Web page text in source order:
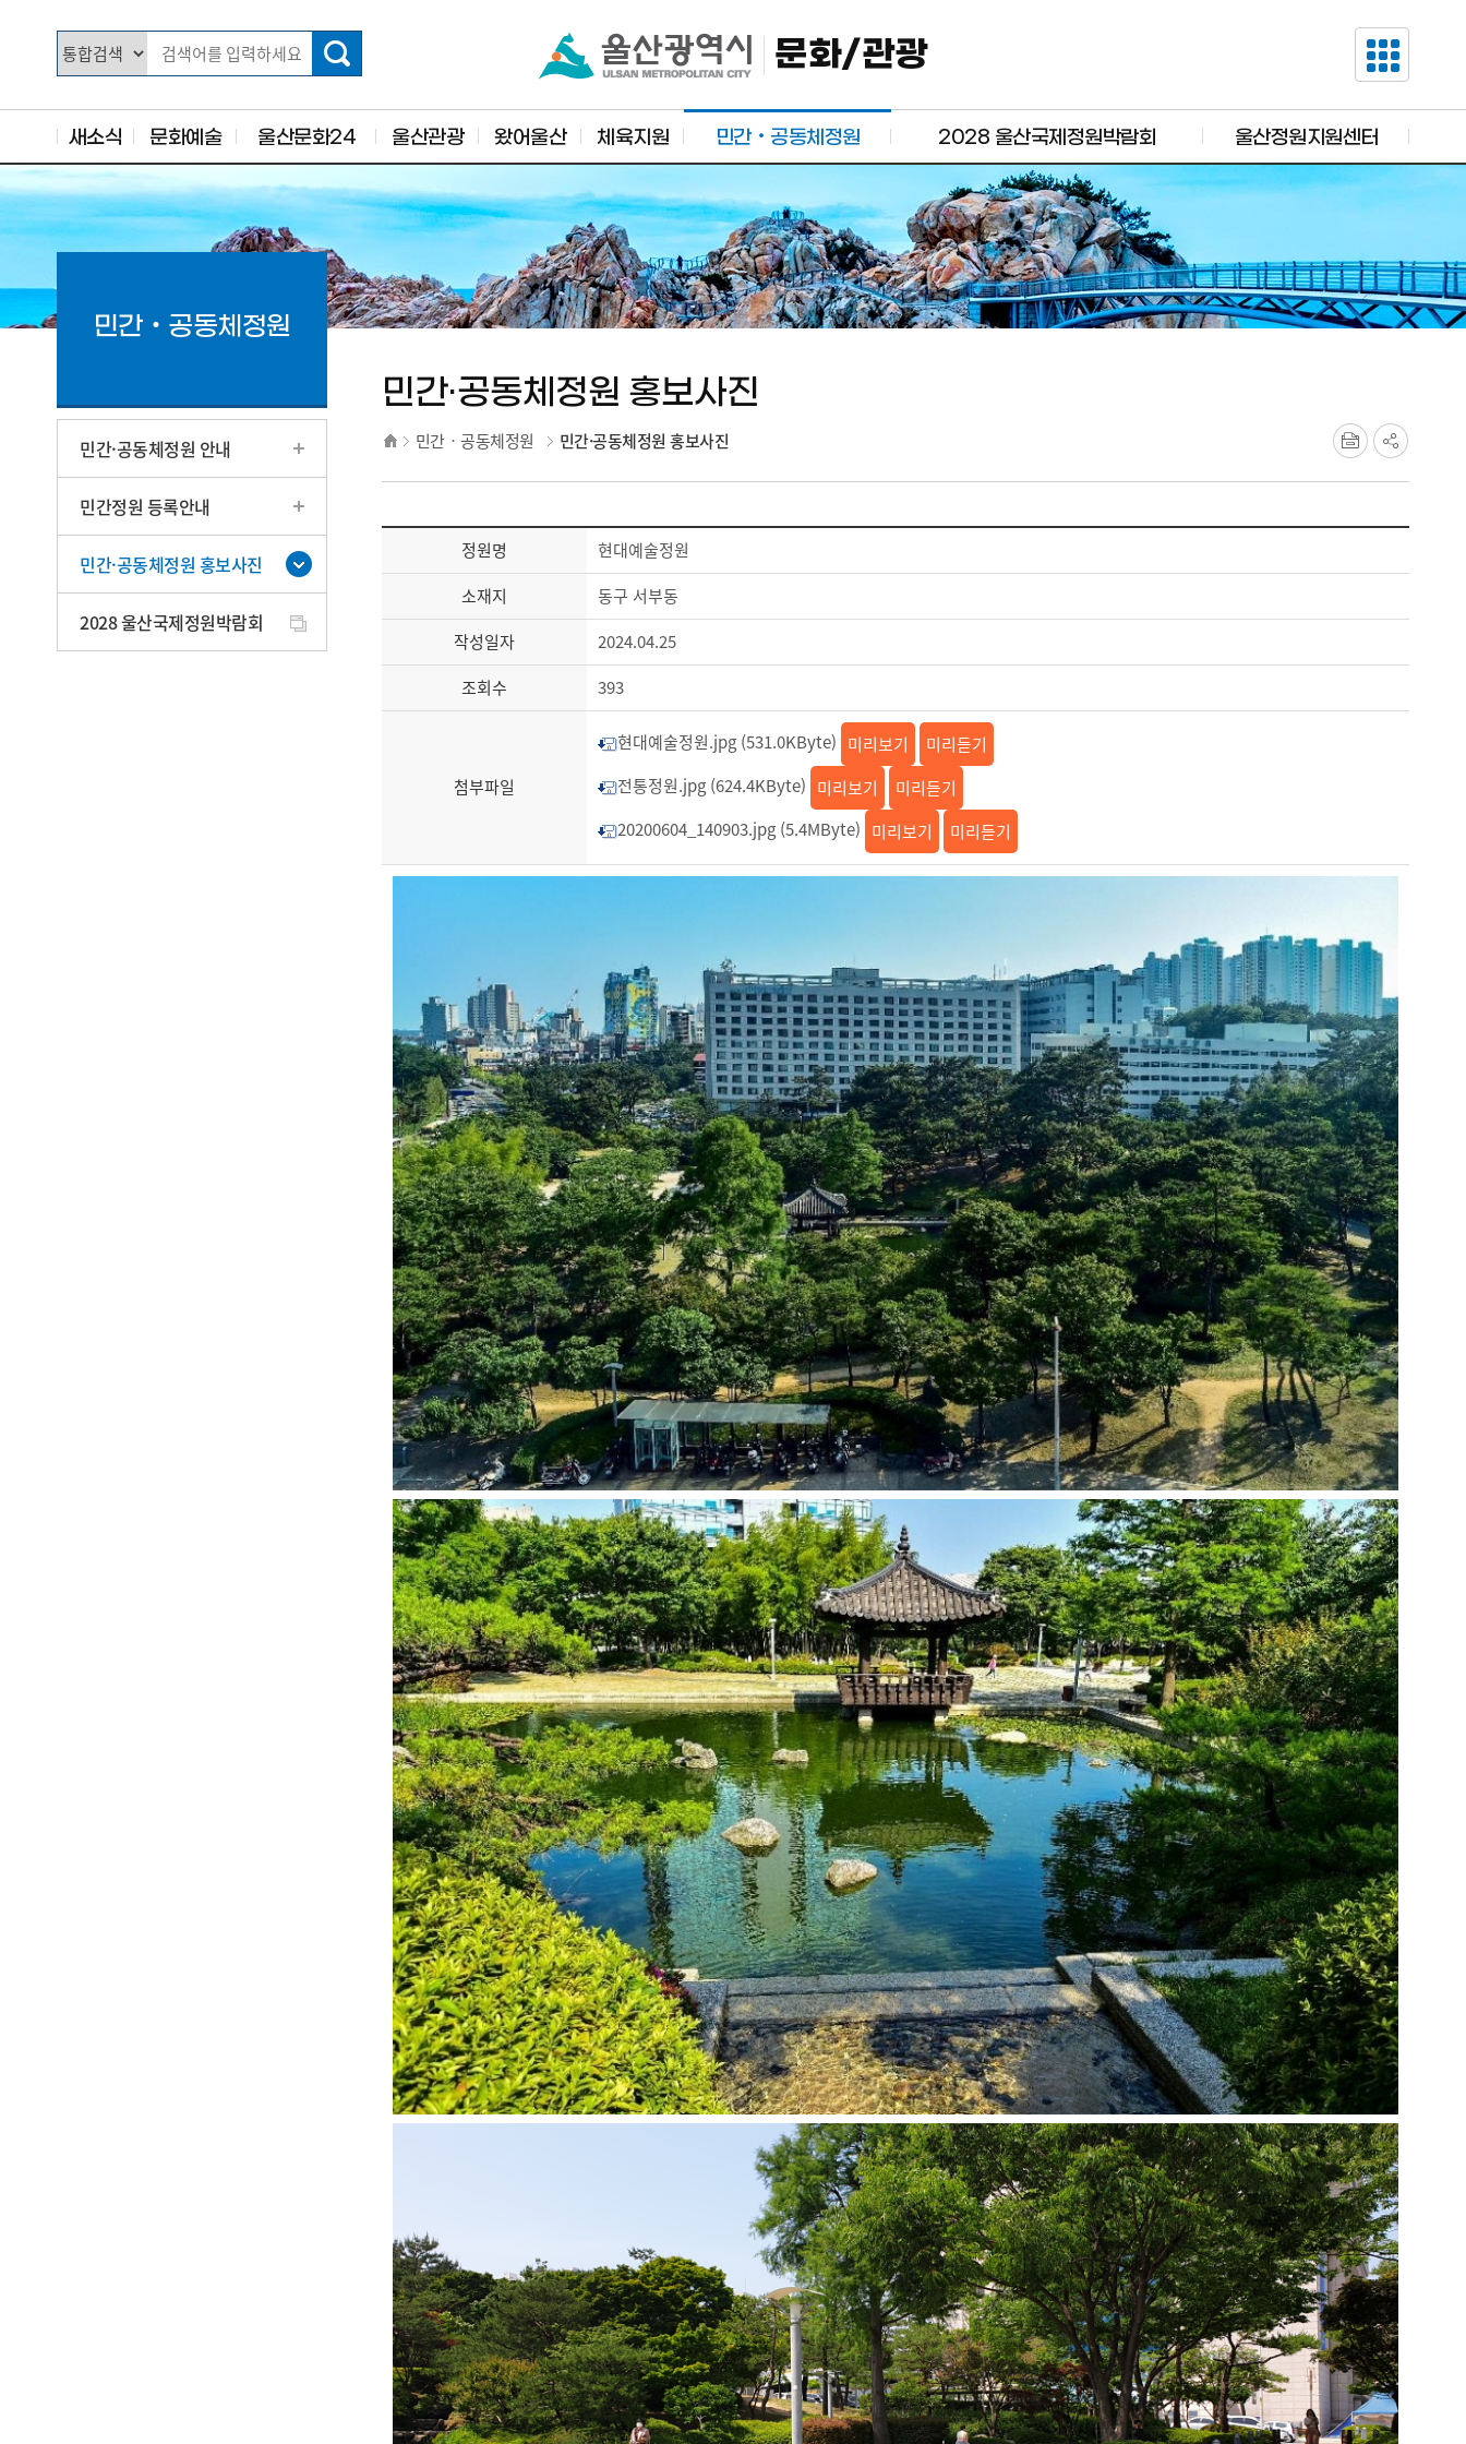
문화/관광
새소식 문화예술 울산문화24 울산관광 왔어울산 체육지원 민간‧공동체정원 2028 울산국제정원박람회 울산정원지원센터
민간‧공동체정원
민간·공동체정원 안내
민간정원 등록안내
민간·공동체정원 홍보사진
2028 울산국제정원박람회
민간·공동체정원 홍보사진
민간‧공동체정원 민간·공동체정원 홍보사진
정원명
현대예술정원
소재지
동구 서부동
작성일자
2024.04.25
조회수
393
첨부파일
현대예술정원.jpg (531.0KByte) 미리보기
미리듣기
전통정원.jpg (624.4KByte) 미리보기
미리듣기
20200604_140903.jpg (5.4MByte) 미리보기 미리듣기